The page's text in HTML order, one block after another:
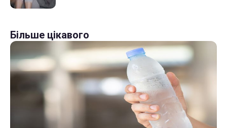
Більше цікавого